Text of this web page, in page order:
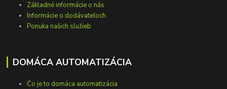
Základné informácie o nás
Informácie o dodávateľoch
Ponuka našich služieb
DOMÁCA AUTOMATIZÁCIA
Čo je to domáca automatizácia